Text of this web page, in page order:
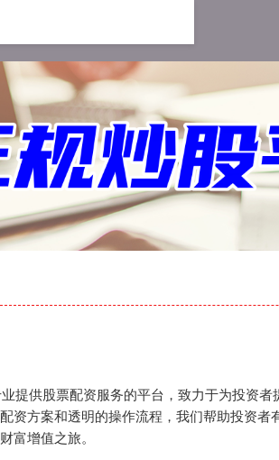
供股票配资服务的平台，致力于为投资
方案和透明的操作流程，我们帮助投资
富增值之旅。